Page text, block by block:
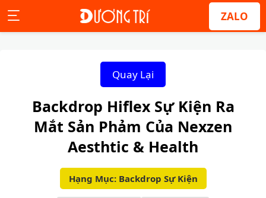
ZALO
Quay Lại
Backdrop Hiflex Sự Kiện Ra
Mắt Sản Phảm Của Nexzen
Aesthtic & Health
Hạng Mục: Backdrop Sự Kiện